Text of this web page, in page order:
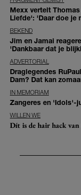
Mexx vertelt
Liefde': 'Daar doe je
BEKEND
Jim en Jamai
'Dankbaar dat je
ADVERTORIAL
Draglegendes
Dam? Dat kan
IN MEMORIAM
Zangeres en 'Idols'-
WILLEN WE
Dít is de hair hack